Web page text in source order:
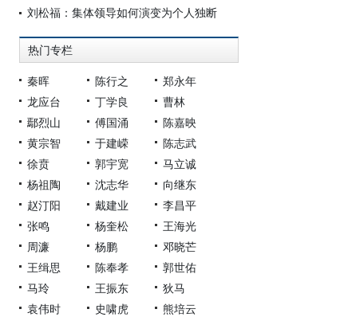
刘松福：集体领导如何演变为个人独断
热门专栏
秦晖 陈行之
郑永年
龙应台
丁学良
曹林
鄢烈山
傅国涌
陈嘉映
黄宗智
于建嵘
陈志武
徐贲
郭宇宽
马立诚
杨祖陶
沈志华
向继东
赵汀阳
戴建业
李昌平
张鸣
杨奎松
王海光
周濂
杨鹏
邓晓芒
王缉思
陈奉孝
郭世佑
马玲
王振东
狄马
袁伟时
史啸虎
熊培云